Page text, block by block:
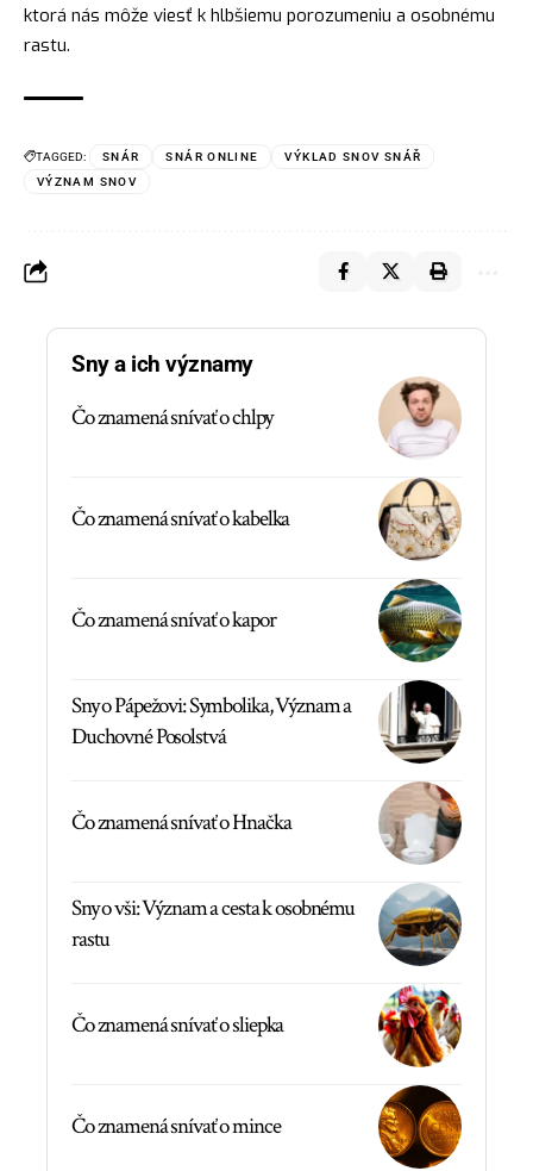
ktorá nás môže viesť k hlbšiemu porozumeniu a osobnému
rastu.
TAGGED: SNÁR SNÁR ONLINE
VÝKLAD SNOV SNÁŘ
VÝZNAM SNOV
Sny a ich významy
Čo znamená snívať o chlpy
Čo znamená snívať o kabelka
Čo znamená snívať o kapor
Sny o Pápežovi: Symbolika, Význam a
Duchovné Posolstvá
Čo znamená snívať o Hnačka
Sny o vši: Význam a cesta k osobnému
rastu
Čo znamená snívať o sliepka
Čo znamená snívať o mince